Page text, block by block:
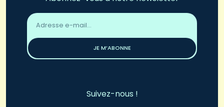
Adresse
email
JE M’ABONNE
Suivez-nous !